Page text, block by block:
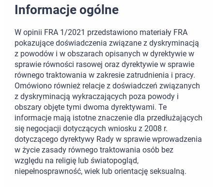
Informacje ogólne
W opinii FRA 1/2021 przedstawiono materiały FRA
pokazujące doświadczenia związane z dyskryminacją
z powodów i w obszarach opisanych w dyrektywie w
sprawie równości rasowej oraz dyrektywie w sprawie
równego traktowania w zakresie zatrudnienia i pracy.
Omówiono również relacje z doświadczeń związanych
z dyskryminacją wykraczających poza powody i
obszary objęte tymi dwoma dyrektywami. Te
informacje mają istotne znaczenie dla przedłużających
się negocjacji dotyczących wniosku z 2008 r.
dotyczącego dyrektywy Rady w sprawie wprowadzenia
w życie zasady równego traktowania osób bez
względu na religię lub światopogląd,
niepełnosprawność, wiek lub orientację seksualną.